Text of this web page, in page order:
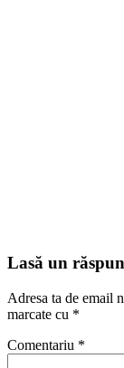
Lasă un
Adresa ta de email
marcate cu *
Comentariu *